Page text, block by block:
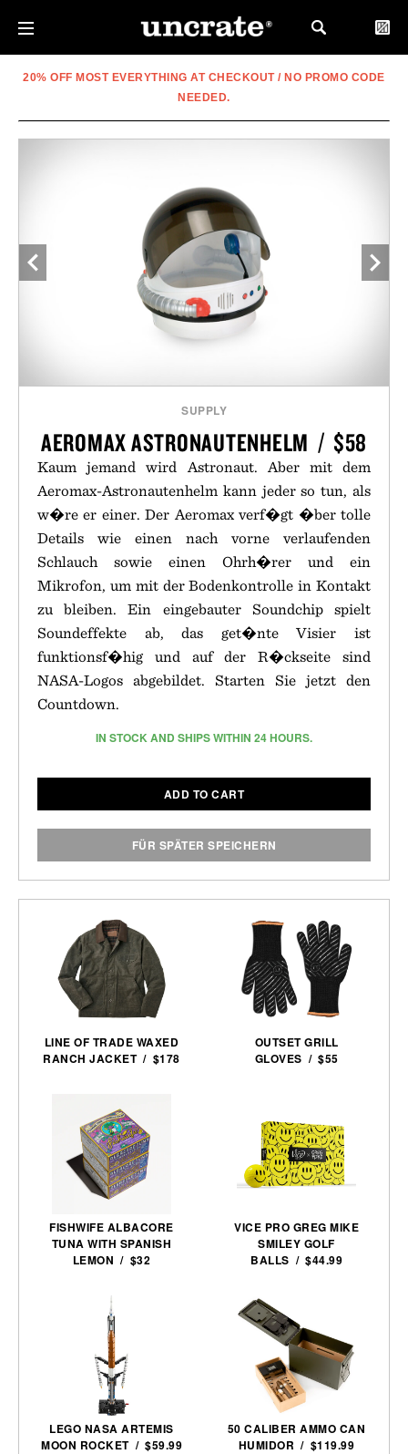
20% OFF MOST EVERYTHING AT CHECKOUT / NO PROMO CODE
NEEDED.
SUPPLY
AEROMAX ASTRONAUTENHELM / $58
Kaum jemand wird Astronaut. Aber mit dem
Aeromax-Astronautenhelm kann jeder so tun, als
w�re er einer. Der Aeromax verf�gt �ber tolle
Details wie einen nach vorne verlaufenden
Schlauch sowie einen Ohrh�rer und ein
Mikrofon, um mit der Bodenkontrolle in Kontakt
zu bleiben. Ein eingebauter Soundchip spielt
Soundeffekte ab, das get�nte Visier ist
funktionsf�hig und auf der R�ckseite sind
NASA-Logos abgebildet. Starten Sie jetzt den
Countdown.
IN STOCK AND SHIPS WITHIN 24 HOURS.
ADD TO CART
FÜR SPÄTER SPEICHERN
LINE OF TRADE WAXED
RANCH JACKET / $178
OUTSET GRILL
GLOVES / $55
FISHWIFE ALBACORE
TUNA WITH SPANISH
LEMON / $32
VICE PRO GREG MIKE
SMILEY GOLF
BALLS / $44.99
LEGO NASA ARTEMIS
MOON ROCKET / $59.99
50 CALIBER AMMO CAN
HUMIDOR / $119.99